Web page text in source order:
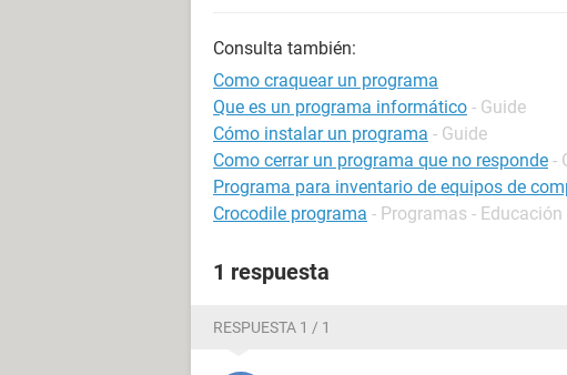
Consulta también:
Como craquear un programa
Que es un programa informático - Guide
Cómo instalar un programa - Guide
Como cerrar un programa que no responde -
Programa para inventario de equipos de
Crocodile programa - Programas - Educación
1 respuesta
RESPUESTA 1 / 1